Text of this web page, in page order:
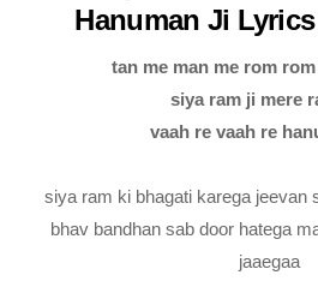
Hanuman Ji
tan me man me rom
siya ram ji mere
vaah re vaah re
siya ram ki bhagati karega jeevan
bhav bandhan sab door hatega
jaaegaa